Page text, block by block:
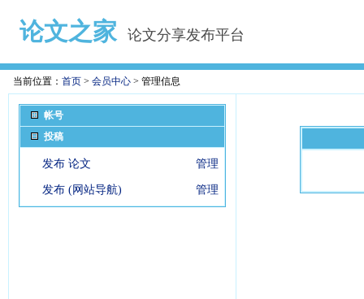
论文之家 论文分享发布平台
当前位置： 首页 > 会员中心 > 管理信息
帐号
投稿
发布 论文 管理
发布 (网站导航) 管理